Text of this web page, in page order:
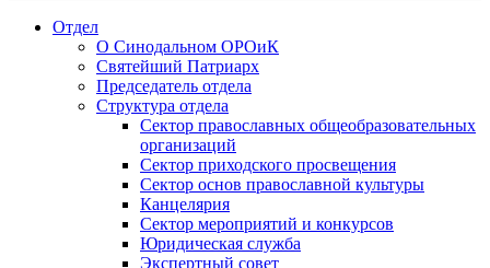
Отдел
О Синодальном ОРОиК
Святейший Патриарх
Председатель отдела
Структура отдела
Сектор православных общеобразовательных
организаций
Сектор приходского просвещения
Сектор основ православной культуры
Канцелярия
Сектор мероприятий и конкурсов
Юридическая служба
Экспертный совет